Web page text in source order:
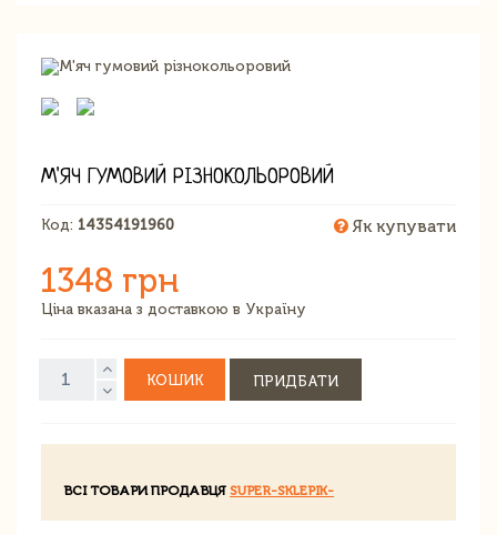
М'ЯЧ ГУМОВИЙ РІЗНОКОЛЬОРОВИЙ
Код: 14354191960 Як купувати
1348 грн
Ціна вказана з доставкою в Україну
КОШИК ПРИДБАТИ
ВСІ ТОВАРИ ПРОДАВЦЯ SUPER-SKLEPIK-